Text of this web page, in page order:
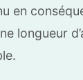
en
longueur